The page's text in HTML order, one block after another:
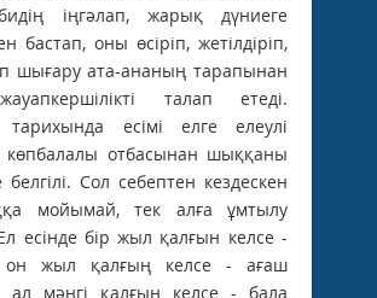
іңгәлап, жарық дүниеге
бастап, оны өсіріп, жетілдіріп,
шығару ата-ананың тарапынан
талап етеді.
тарихында есімі елге елеулі
көпбалалы отбасынан шыққаны
белгілі. Сол себептен кездес­кен
мойымай, тек алға ұмтылу
есінде бір жыл қалғын келсе -
жыл қалғың келсе - ағаш
ал мәңгі қалғың келсе - бала